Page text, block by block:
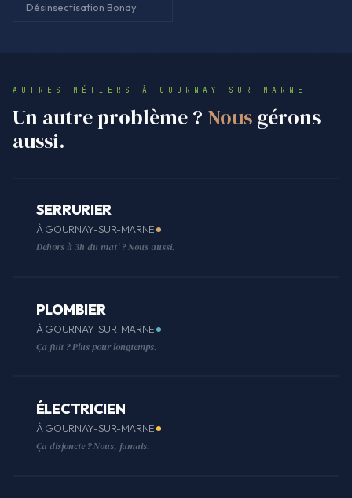
Désinsectisation Bondy
AUTRES MÉTIERS À GOURNAY-SUR-MARNE
Un autre problème ? Nous gérons
aussi.
SERRURIER
À GOURNAY-SUR-MARNE
Dehors à 3h du mat' ? Nous aussi.
PLOMBIER
À GOURNAY-SUR-MARNE
Ça fuit ? Plus pour longtemps.
ÉLECTRICIEN
À GOURNAY-SUR-MARNE
Ça disjoncte ? Nous, jamais.